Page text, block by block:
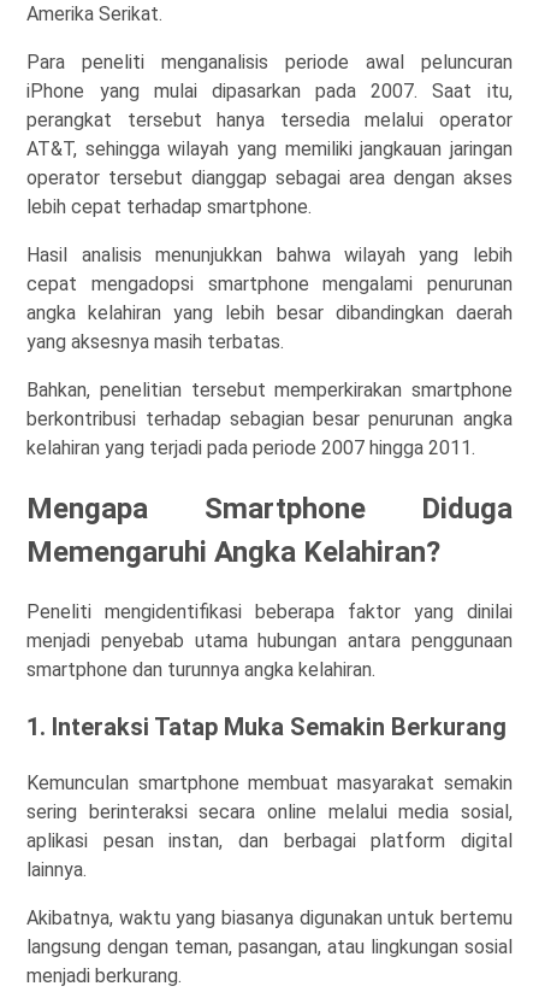
Amerika Serikat.
Para peneliti menganalisis periode awal peluncuran
iPhone yang mulai dipasarkan pada 2007. Saat itu,
perangkat tersebut hanya tersedia melalui operator
AT&T, sehingga wilayah yang memiliki jangkauan jaringan
operator tersebut dianggap sebagai area dengan akses
lebih cepat terhadap smartphone.
Hasil analisis menunjukkan bahwa wilayah yang lebih
cepat mengadopsi smartphone mengalami penurunan
angka kelahiran yang lebih besar dibandingkan daerah
yang aksesnya masih terbatas.
Bahkan, penelitian tersebut memperkirakan smartphone
berkontribusi terhadap sebagian besar penurunan angka
kelahiran yang terjadi pada periode 2007 hingga 2011.
Mengapa Smartphone Diduga
Memengaruhi Angka Kelahiran?
Peneliti mengidentifikasi beberapa faktor yang dinilai
menjadi penyebab utama hubungan antara penggunaan
smartphone dan turunnya angka kelahiran.
1. Interaksi Tatap Muka Semakin Berkurang
Kemunculan smartphone membuat masyarakat semakin
sering berinteraksi secara online melalui media sosial,
aplikasi pesan instan, dan berbagai platform digital
lainnya.
Akibatnya, waktu yang biasanya digunakan untuk bertemu
langsung dengan teman, pasangan, atau lingkungan sosial
menjadi berkurang.